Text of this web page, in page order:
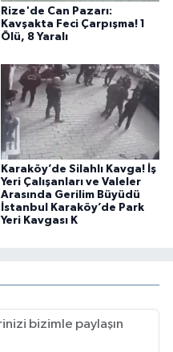
Rize'de Can Pazarı:
Kavşakta Feci Çarpışma! 1
Ölü, 8 Yaralı
Karaköy’de Silahlı Kavga! İş
Yeri Çalışanları ve Valeler
Arasında Gerilim Büyüdü
İstanbul Karaköy’de Park
Yeri Kavgası K